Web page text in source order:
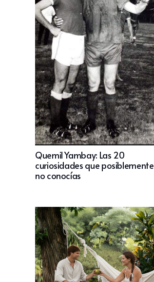
Quemil Yambay: Las 20
curiosidades que posiblemente
no conocías